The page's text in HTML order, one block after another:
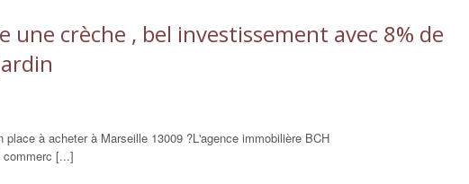
crèche , bel investissement avec 8% de
à acheter à Marseille 13009 ?L'agence immobilière BCH
commerc [...]